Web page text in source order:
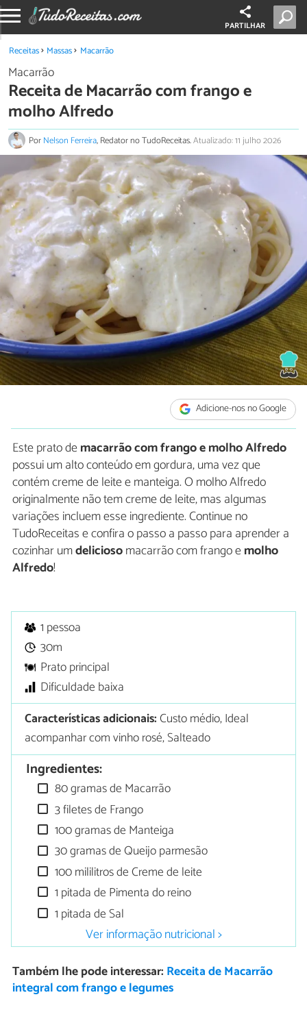
PARTILHAR
Receitas Massas Macarrão
Macarrão
Receita de Macarrão com frango e
molho Alfredo
PorNelson Ferreira, Redator no TudoReceitas.Atualizado: 11 julho 2026
Adicione-nos no Google
Este prato demacarrão com frango e molho Alfredo
possui um alto conteúdo em gordura, uma vez que
contém creme de leite e manteiga. O molho Alfredo
originalmente não tem creme de leite, mas algumas
variações incluem esse ingrediente. Continue no
TudoReceitas e confira o passo a passo para aprender a
cozinhar umdeliciosomacarrão com frango emolho
Alfredo!
1 pessoa
30m
Prato principal
Dificuldade baixa
Características adicionais:Custo médio, Ideal
acompanhar com vinho rosé, Salteado
Ingredientes:
80 gramas de Macarrão
3 filetes de Frango
100 gramas de Manteiga
30 gramas de Queijo parmesão
100 mililitros de Creme de leite
1 pitada de Pimenta do reino
1 pitada de Sal
Ver informação nutricional >
Também lhe pode interessar: Receita de Macarrão
integral com frango e legumes